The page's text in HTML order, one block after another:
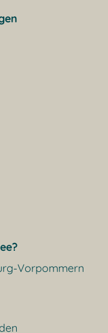
Vorpommern